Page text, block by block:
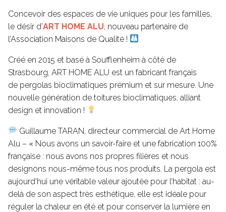
Concevoir des espaces de vie uniques pour les familles,
le désir d’ART HOME ALU, nouveau partenaire de
l’Association Maisons de Qualité !
Créé en 2015 et basé à Soufflenheim à côté de
Strasbourg, ART HOME ALU est un fabricant français
de pergolas bioclimatiques prémium et sur mesure. Une
nouvelle génération de toitures bioclimatiques, alliant
design et innovation !
Guillaume TARAN, directeur commercial de Art Home
Alu – « Nous avons un savoir-faire et une fabrication 100%
française : nous avons nos propres filières et nous
designons nous-même tous nos produits. La pergola est
aujourd’hui une véritable valeur ajoutée pour l’habitat : au-
delà de son aspect très esthétique, elle est idéale pour
réguler la chaleur en été et pour conserver la lumière en